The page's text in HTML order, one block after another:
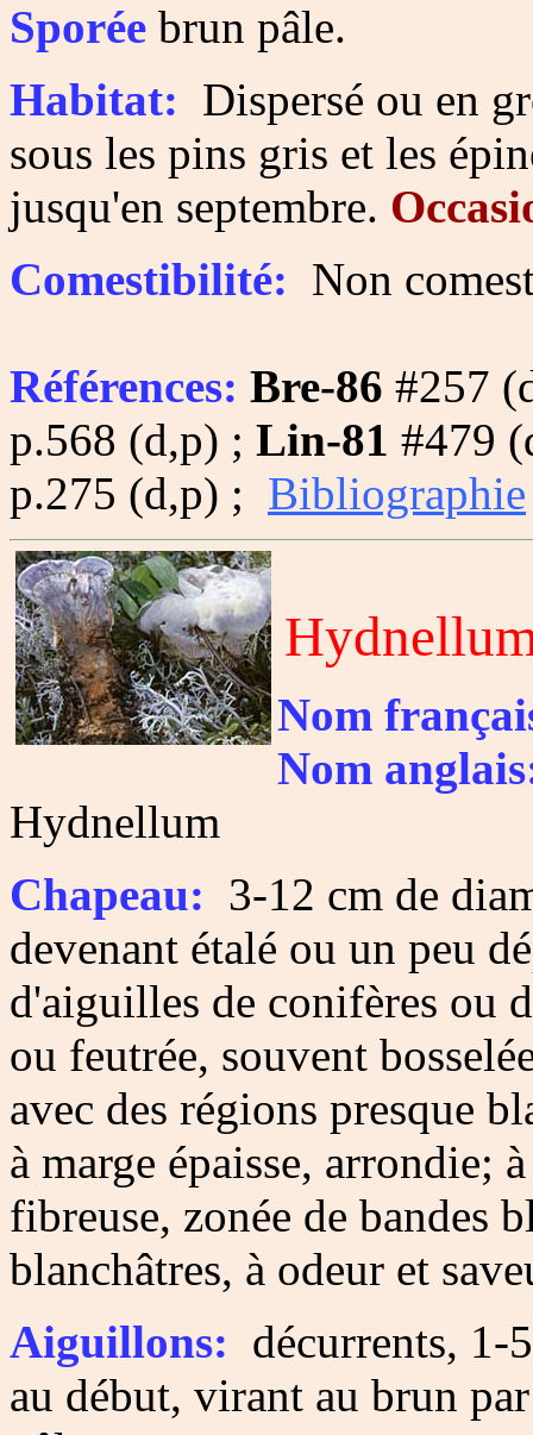
Sporée brun pâle.
Habitat: Dispersé ou en
sous les pins gris et les
jusqu'en septembre.
Comestibilité: Non
Références: Bre-86 #257
p.568 (d,p) ; Lin-81 #479
p.275 (d,p) ; Bibliographie
Nom
Nom
Hydnellum
Chapeau: 3-12 cm de
devenant étalé ou un peu
d'aiguilles de conifères ou
ou feutrée, souvent
avec des régions presque
à marge épaisse, arrondie;
fibreuse, zonée de bandes
blanchâtres, à odeur et
Aiguillons: décurrents, 1-
au début, virant au brun